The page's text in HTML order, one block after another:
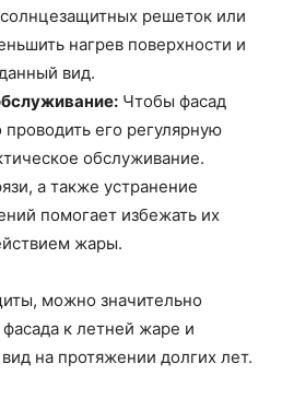
решеток или
нагрев поверхности и
вид.
Чтобы фасад
его регулярную
обслуживание.
а также устранение
помогает избежать их
жары.
можно значительно
к летней жаре и
на протяжении долгих лет.